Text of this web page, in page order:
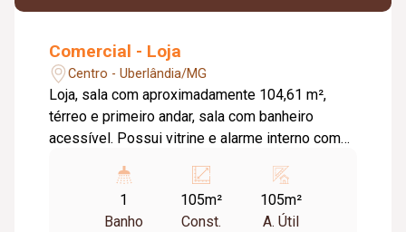
Comercial - Loja
Centro - Uberlândia/MG
Loja, sala com aproximadamente 104,61 m²,
térreo e primeiro andar, sala com banheiro
acessível. Possui vitrine e alarme interno com
1
Banho
105m²
Const.
105m²
A. Útil